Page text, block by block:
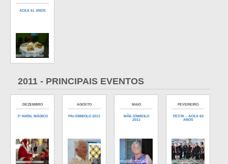
ACEA 61 ANOS
2011 - PRINCIPAIS EVENTOS
DEZEMBRO
3º NATAL MÁGICO
AGOSTO
PAI-SÍMBOLO 2011
MAIO
MÃE-SÌMBOLO
2011
FEVEREIRO
FESTA – ACEA 60
ANOS